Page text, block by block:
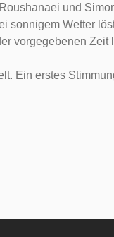
und
sonnigem Wetter
vorgegebenen Zeit
Ein erstes